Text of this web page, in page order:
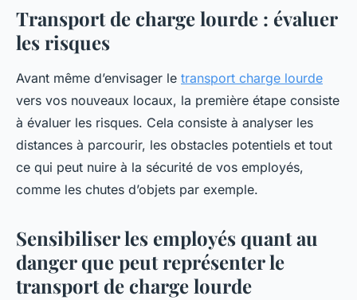
Transport de charge lourde : évaluer
les risques
Avant même d’envisager le transport charge lourde
vers vos nouveaux locaux, la première étape consiste
à évaluer les risques. Cela consiste à analyser les
distances à parcourir, les obstacles potentiels et tout
ce qui peut nuire à la sécurité de vos employés,
comme les chutes d’objets par exemple.
Sensibiliser les employés quant au
danger que peut représenter le
transport de charge lourde